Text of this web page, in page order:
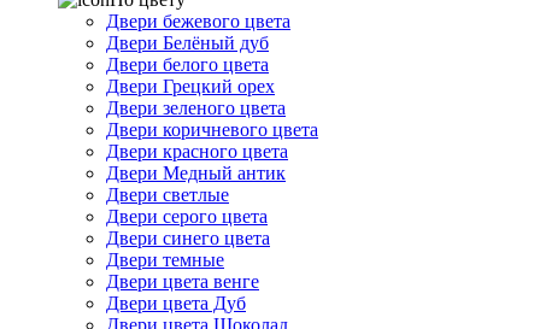
Двери бежевого цвета
Двери Белёный дуб
Двери белого цвета
Двери Грецкий орех
Двери зеленого цвета
Двери коричневого цвета
Двери красного цвета
Двери Медный антик
Двери светлые
Двери серого цвета
Двери синего цвета
Двери темные
Двери цвета венге
Двери цвета Дуб
Двери цвета Шоколад